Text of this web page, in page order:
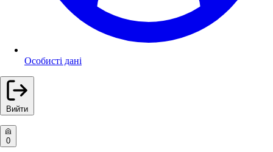
Особисті дані
Вийти
0